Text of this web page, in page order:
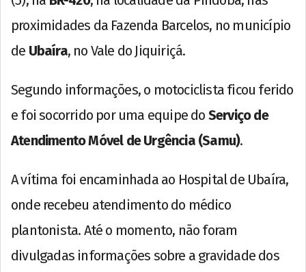
proximidades da Fazenda Barcelos, no município
de Ubaíra, no Vale do Jiquiriçá.
Segundo informações, o motociclista ficou ferido
e foi socorrido por uma equipe do Serviço de
Atendimento Móvel de Urgência (Samu).
A vítima foi encaminhada ao Hospital de Ubaíra,
onde recebeu atendimento do médico
plantonista. Até o momento, não foram
divulgadas informações sobre a gravidade dos